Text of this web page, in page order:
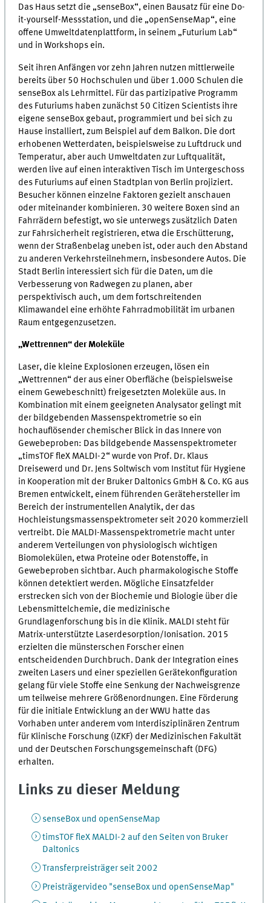
Das Haus setzt die „senseBox“, einen Bausatz für eine Do-
it-yourself-Messstation, und die „openSenseMap“, eine
offene Umweltdatenplattform, in seinem „Futurium Lab“
und in Workshops ein.
Seit ihren Anfängen vor zehn Jahren nutzen mittlerweile
bereits über 50 Hochschulen und über 1.000 Schulen die
senseBox als Lehrmittel. Für das partizipative Programm
des Futuriums haben zunächst 50 Citizen Scientists ihre
eigene senseBox gebaut, programmiert und bei sich zu
Hause installiert, zum Beispiel auf dem Balkon. Die dort
erhobenen Wetterdaten, beispielsweise zu Luftdruck und
Temperatur, aber auch Umweltdaten zur Luftqualität,
werden live auf einen interaktiven Tisch im Untergeschoss
des Futuriums auf einen Stadtplan von Berlin projiziert.
Besucher können einzelne Faktoren gezielt anschauen
oder miteinander kombinieren. 30 weitere Boxen sind an
Fahrrädern befestigt, wo sie unterwegs zusätzlich Daten
zur Fahrsicherheit registrieren, etwa die Erschütterung,
wenn der Straßenbelag uneben ist, oder auch den Abstand
zu anderen Verkehrsteilnehmern, insbesondere Autos. Die
Stadt Berlin interessiert sich für die Daten, um die
Verbesserung von Radwegen zu planen, aber
perspektivisch auch, um dem fortschreitenden
Klimawandel eine erhöhte Fahrradmobilität im urbanen
Raum entgegenzusetzen.
„Wettrennen“ der Moleküle
Laser, die kleine Explosionen erzeugen, lösen ein
„Wettrennen“ der aus einer Oberfläche (beispielsweise
einem Gewebeschnitt) freigesetzten Moleküle aus. In
Kombination mit einem geeigneten Analysator gelingt mit
der bildgebenden Massenspektrometrie so ein
hochauflösender chemischer Blick in das Innere von
Gewebeproben: Das bildgebende Massenspektrometer
„timsTOF fleX MALDI-2“ wurde von Prof. Dr. Klaus
Dreisewerd und Dr. Jens Soltwisch vom Institut für Hygiene
in Kooperation mit der Bruker Daltonics GmbH & Co. KG aus
Bremen entwickelt, einem führenden Gerätehersteller im
Bereich der instrumentellen Analytik, der das
Hochleistungsmassenspektrometer seit 2020 kommerziell
vertreibt. Die MALDI-Massenspektrometrie macht unter
anderem Verteilungen von physiologisch wichtigen
Biomolekülen, etwa Proteine oder Botenstoffe, in
Gewebeproben sichtbar. Auch pharmakologische Stoffe
können detektiert werden. Mögliche Einsatzfelder
erstrecken sich von der Biochemie und Biologie über die
Lebensmittelchemie, die medizinische
Grundlagenforschung bis in die Klinik. MALDI steht für
Matrix-unterstützte Laserdesorption/Ionisation. 2015
erzielten die münsterschen Forscher einen
entscheidenden Durchbruch. Dank der Integration eines
zweiten Lasers und einer speziellen Gerätekonfiguration
gelang für viele Stoffe eine Senkung der Nachweisgrenze
um teilweise mehrere Größenordnungen. Eine Förderung
für die initiale Entwicklung an der WWU hatte das
Vorhaben unter anderem vom Interdisziplinären Zentrum
für Klinische Forschung (IZKF) der Medizinischen Fakultät
und der Deutschen Forschungsgemeinschaft (DFG)
erhalten.
Links zu dieser Meldung
senseBox und openSenseMap
timsTOF fleX MALDI-2 auf den Seiten von Bruker
Daltonics
Transferpreisträger seit 2002
Preisträgervideo "senseBox und openSenseMap"